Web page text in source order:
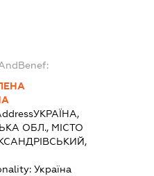
УКРАЇНА,
ОБЛ., МІСТО
Україна